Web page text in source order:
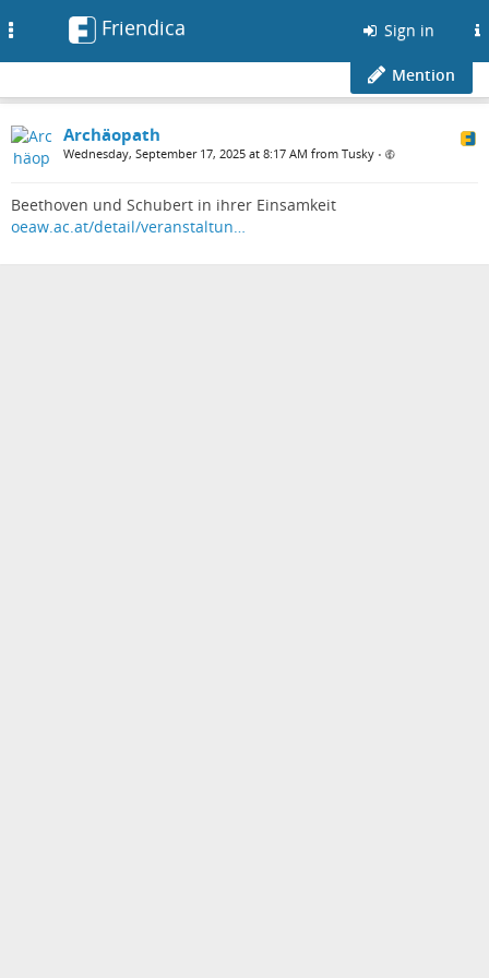
Friendica Sign in
Mention
Archäopath
Wednesday, September 17, 2025 at 8:17 AM from Tusky •
Beethoven und Schubert in ihrer Einsamkeit
oeaw.ac.at/detail/veranstaltun…